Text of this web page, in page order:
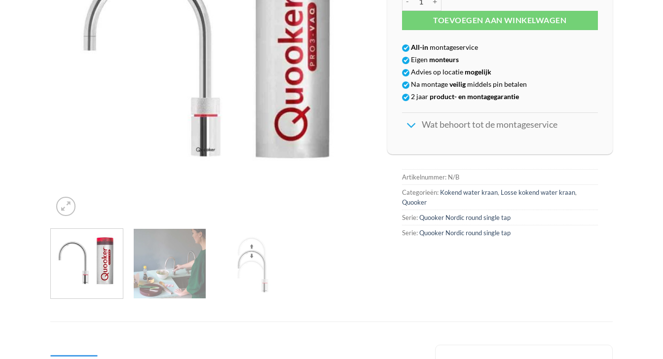
TOEVOEGEN AAN WINKELWAGEN
All-in montageservice
Eigen monteurs
Advies op locatie mogelijk
Na montageveiligmiddels pin betalen
2 jaar product- en montagegarantie
Wat behoort tot de montageservice
Artikelnummer: N/B
Categorieën: Kokend water kraan, Losse kokend water kraan,
Quooker
Serie:Quooker Nordic round single tap
Serie:Quooker Nordic round single tap